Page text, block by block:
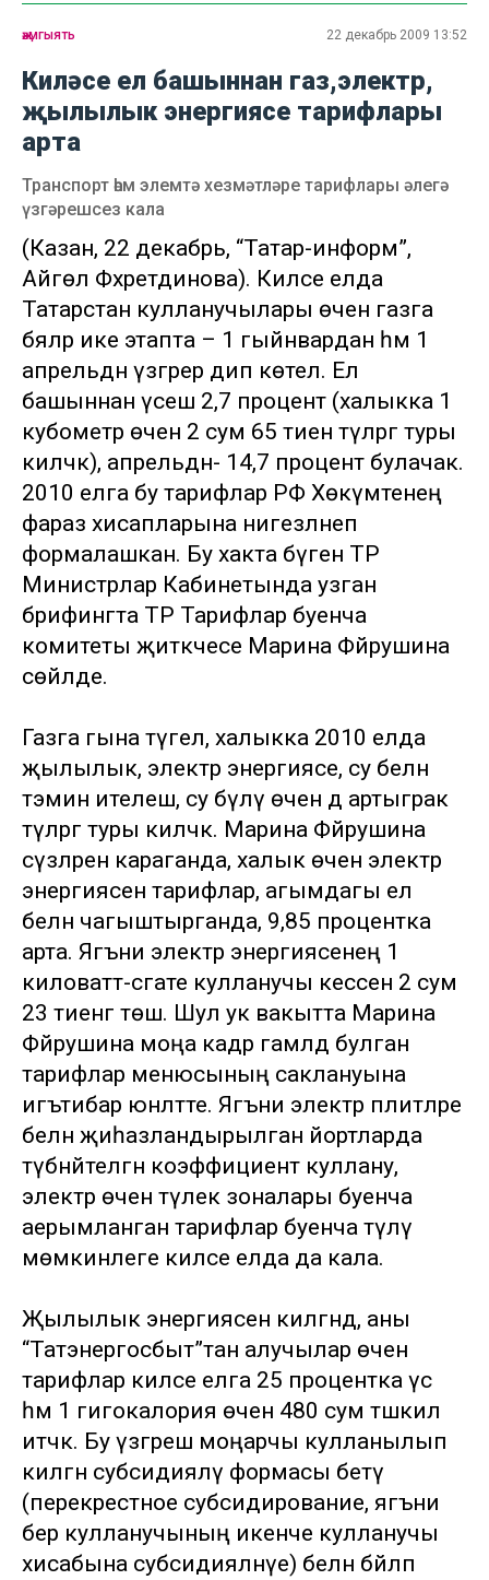
җәмгыять 22 декабрь 2009 13:52
Киләсе ел башыннан газ,электр,
җылылык энергиясе тарифлары
арта
Транспорт һәм элемтә хезмәтләре тарифлары әлегә
үзгәрешсез кала
(Казан, 22 декабрь, “Татар-информ”,
Айгөл Фәхретдинова). Киләсе елда
Татарстан кулланучылары өчен газга
бәяләр ике этапта – 1 гыйнвардан һәм 1
апрельдән үзгәрер дип көтелә. Ел
башыннан үсеш 2,7 процент (халыкка 1
кубометр өчен 2 сум 65 тиен түләргә туры
киләчәк), апрельдән- 14,7 процент булачак.
2010 елга бу тарифлар РФ Хөкүмәтенең
фараз хисапларына нигезләнеп
формалашкан. Бу хакта бүген ТР
Министрлар Кабинетында узган
брифингта ТР Тарифлар буенча
комитеты җитәкчесе Марина Фәйрушина
сөйләде.
Газга гына түгел, халыкка 2010 елда
җылылык, электр энергиясе, су белән
тәэмин ителеш, су бүлү өчен дә артыграк
түләргә туры киләчәк. Марина Фәйрушина
сүзләренә караганда, халык өчен электр
энергиясенә тарифлар, агымдагы ел
белән чагыштырганда, 9,85 процентка
арта. Ягъни электр энергиясенең 1
киловатт-сәгате кулланучы кесәсенә 2 сум
23 тиенгә төшә. Шул ук вакытта Марина
Фәйрушина моңа кадәр гамәлдә булган
тарифлар менюсының саклануына
игътибар юнәлтте. Ягъни электр плитәләре
белән җиһазландырылган йортларда
түбәнәйтелгән коэффициент куллану,
электр өчен тәүлек зоналары буенча
аерымланган тарифлар буенча түләү
мөмкинлеге киләсе елда да кала.
Җылылык энергиясенә килгәндә, аны
“Татэнергосбыт”тан алучылар өчен
тарифлар киләсе елга 25 процентка үсә
һәм 1 гигокалория өчен 480 сум тәшкил
итәчәк. Бу үзгәреш моңарчы кулланылып
килгән субсидияләү формасы бетү
(перекрестное субсидирование, ягъни
бер кулланучының икенче кулланучы
хисабына субсидияләнүе) белән бәйләп